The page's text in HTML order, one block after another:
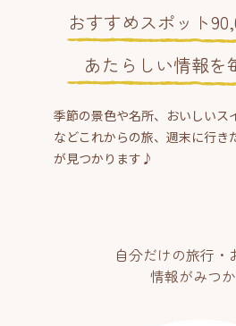
おすすめスポット
あたらしい情報を
季節の景色や名所、おいしいス
などこれからの旅、週末に行き
が見つかります♪
自分だけの旅行・
情報がみつ